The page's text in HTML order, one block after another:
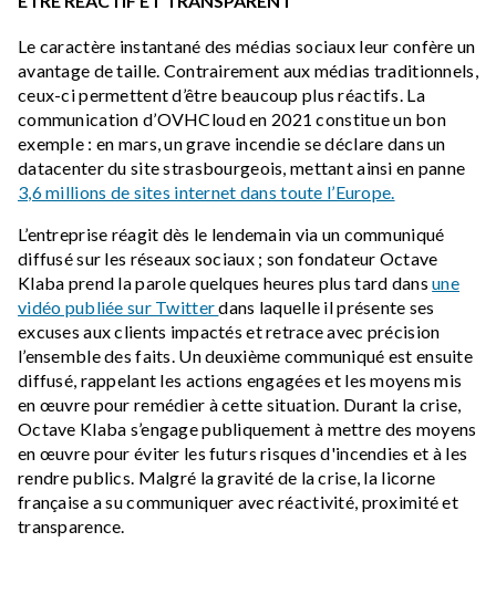
Le caractère instantané des médias sociaux leur confère un
avantage de taille. Contrairement aux médias traditionnels,
ceux-ci permettent d’être beaucoup plus réactifs. La
communication d’OVHCloud en 2021 constitue un bon
exemple : en mars, un grave incendie se déclare dans un
datacenter du site strasbourgeois, mettant ainsi en panne
3,6 millions de sites internet dans toute l’Europe.
L’entreprise réagit dès le lendemain via un communiqué
diffusé sur les réseaux sociaux ; son fondateur Octave
Klaba prend la parole quelques heures plus tard dansune
vidéo publiée sur Twitterdans laquelle il présente ses
excuses aux clients impactés et retrace avec précision
l’ensemble des faits. Un deuxième communiqué est ensuite
diffusé, rappelant les actions engagées et les moyens mis
en œuvre pour remédier à cette situation. Durant la crise,
Octave Klaba s’engage publiquement à mettre des moyens
en œuvre pour éviter les futurs risques d'incendies et à les
rendre publics. Malgré la gravité de la crise, la licorne
française a su communiquer avec réactivité, proximité et
transparence.